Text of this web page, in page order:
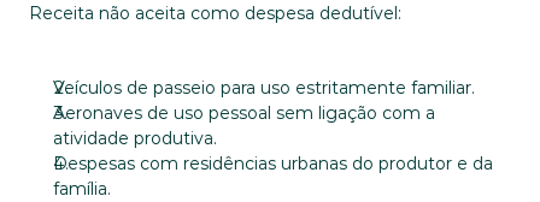
Receita não aceita como despesa dedutível:
Veículos de passeio para uso estritamente familiar.
Aeronaves de uso pessoal sem ligação com a
atividade produtiva.
Despesas com residências urbanas do produtor e da
família.